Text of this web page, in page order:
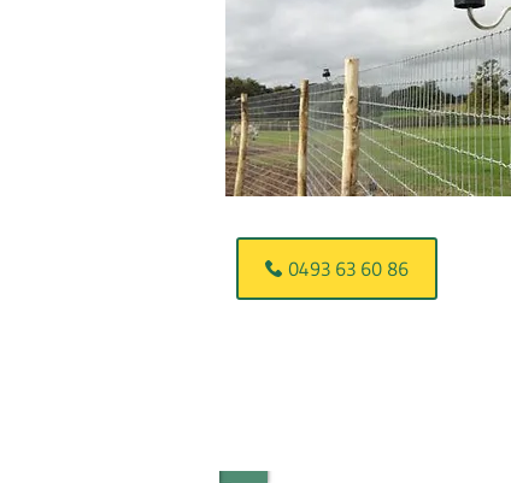
0493 63 60 86